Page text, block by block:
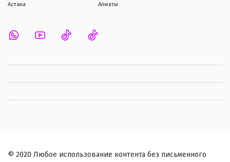
Астана Алматы
© 2020 Любое использование контента без письменного